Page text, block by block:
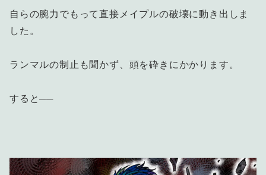
自らの腕力でもって直接メイプルの破壊に動き出しま
した。
ランマルの制止も聞かず、頭を砕きにかかります。
すると──